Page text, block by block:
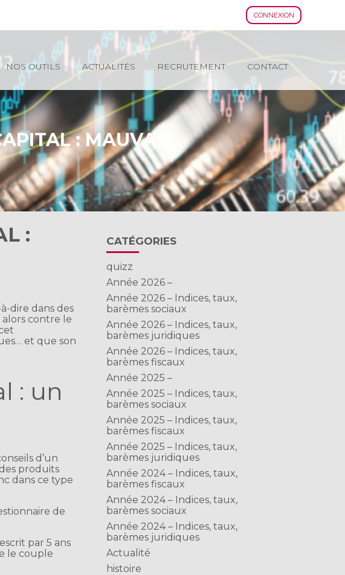
CONNEXION
NOS OUTILS ACTUALITÉS RECRUTEMENT CONTACT
: MAUVAIS
:
dire dans des
contre le
et que son
: un
d’un
produits
dans ce type
de
par 5 ans
le couple
Blog
sidebar
CATÉGORIES
quizz
Année 2026 –
Année 2026 – Indices, taux,
barèmes sociaux
Année 2026 – Indices, taux,
barèmes juridiques
Année 2026 – Indices, taux,
barèmes fiscaux
Année 2025 –
Année 2025 – Indices, taux,
barèmes sociaux
Année 2025 – Indices, taux,
barèmes fiscaux
Année 2025 – Indices, taux,
barèmes juridiques
Année 2024 – Indices, taux,
barèmes fiscaux
Année 2024 – Indices, taux,
barèmes sociaux
Année 2024 – Indices, taux,
barèmes juridiques
Actualité
histoire